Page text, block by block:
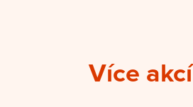
Více akcí